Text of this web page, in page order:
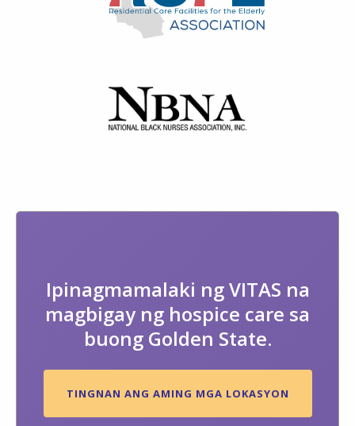
Ipinagmamalaki ng VITAS na
magbigay ng hospice care sa
buong Golden State.
TINGNAN ANG AMING MGA LOKASYON